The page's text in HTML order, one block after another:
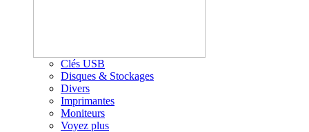
Clés USB
Disques & Stockages
Divers
Imprimantes
Moniteurs
Voyez plus